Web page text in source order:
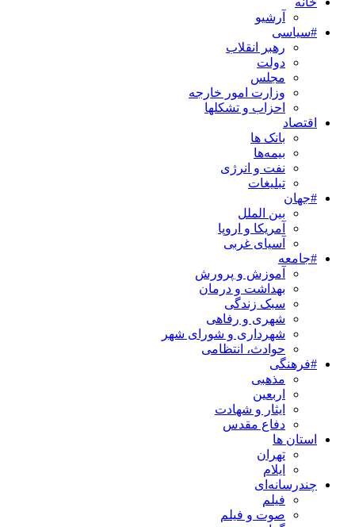
آرشیو
#سیاسی
رهبر انقلاب
دولت
مجلس
وزارت امور خارجه
احزاب و تشکلها
اقتصاد
بانک ها
بیمه‌ها
نفت و انرژی
تبلیغات
#جهان
بین الملل
آمریکا و اروپا
آسیای غربی
#جامعه
آموزش و پرورش
بهداشت و درمان
سبک زندگی
شهری و رفاهی
شهرداری و شورای شهر
حوادث، انتظامی
#فرهنگی
مذهبی
اربعین
ایثار و شهادت
دفاع مقدس
استان ها
تهران
ایلام
چندرسانه‌ای
فیلم
صوت و فیلم